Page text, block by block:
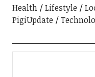
Health Lifestyle
PigiUpdate